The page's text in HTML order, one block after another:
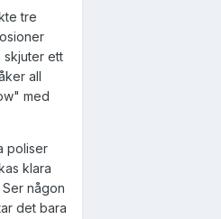
tre
skjuter ett
all
med
poliser
klara
någon
det bara